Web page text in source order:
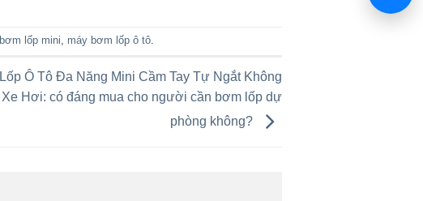
lốp mini, máy bơm lốp ô tô.
Ô Tô Đa Năng Mini Cầm Tay Tự Ngắt Không
Hơi: có đáng mua cho người cần bơm lốp dự
phòng không?